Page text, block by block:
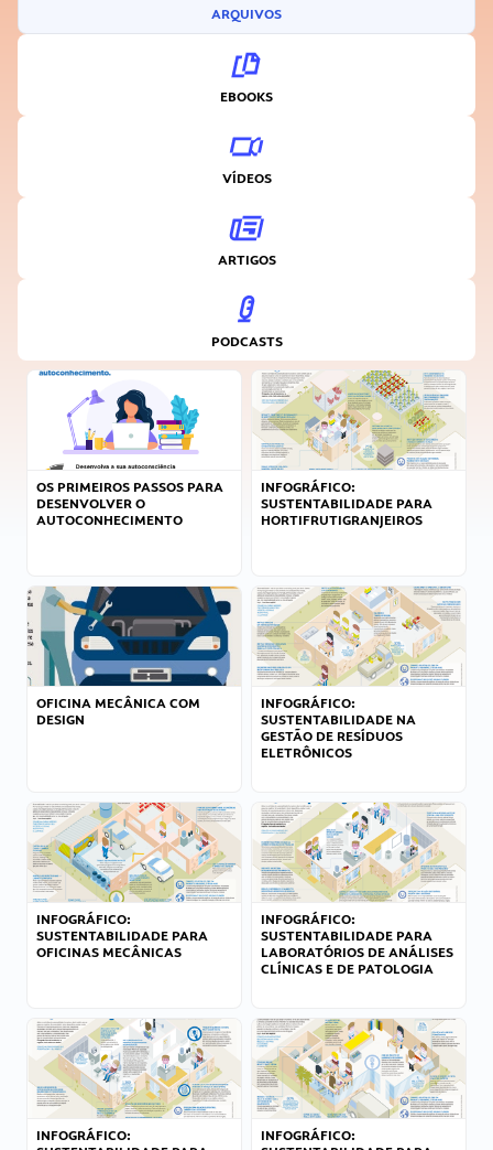
ARQUIVOS
EBOOKS
VÍDEOS
ARTIGOS
PODCASTS
OS PRIMEIROS PASSOS PARA
DESENVOLVER O
AUTOCONHECIMENTO
INFOGRÁFICO:
SUSTENTABILIDADE PARA
HORTIFRUTIGRANJEIROS
OFICINA MECÂNICA COM
DESIGN
INFOGRÁFICO:
SUSTENTABILIDADE NA
GESTÃO DE RESÍDUOS
ELETRÔNICOS
INFOGRÁFICO:
SUSTENTABILIDADE PARA
OFICINAS MECÂNICAS
INFOGRÁFICO:
SUSTENTABILIDADE PARA
LABORATÓRIOS DE ANÁLISES
CLÍNICAS E DE PATOLOGIA
INFOGRÁFICO:
INFOGRÁFICO: